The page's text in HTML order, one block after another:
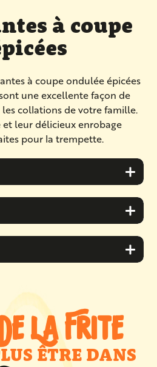
à coupe
à coupe ondulée épicées
une excellente façon de
les collations de votre famille.
leur délicieux enrobage
pour la trempette.
LA FRITE
ÊTRE DANS